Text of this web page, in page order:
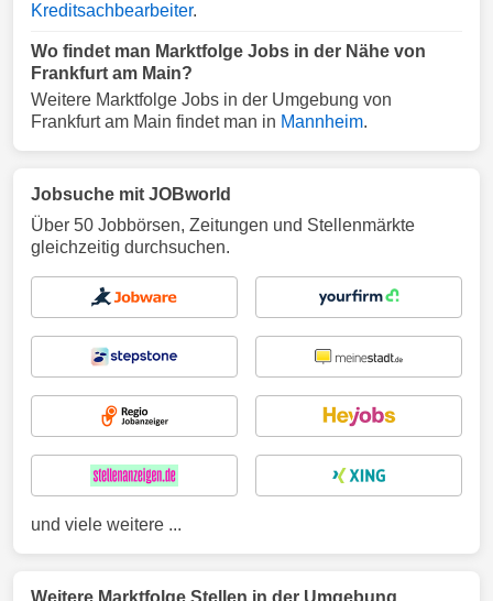
Kreditsachbearbeiter.
Wo findet man Marktfolge Jobs in der Nähe von
Frankfurt am Main?
Weitere Marktfolge Jobs in der Umgebung von
Frankfurt am Main findet man in Mannheim.
Jobsuche mit JOBworld
Über 50 Jobbörsen, Zeitungen und Stellenmärkte
gleichzeitig durchsuchen.
und viele weitere ...
Weitere Marktfolge Stellen in der Umgebung